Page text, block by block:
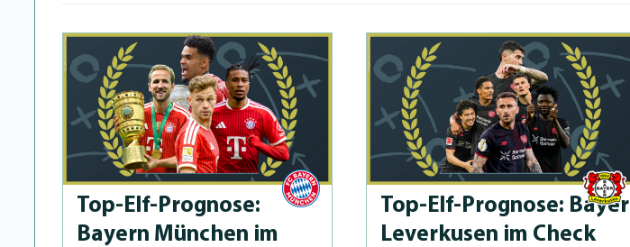
Top-Elf-Prog­no­se:
Bayern München im
Top-Elf-Prog­no­se: Bayer
Leverkusen im Check